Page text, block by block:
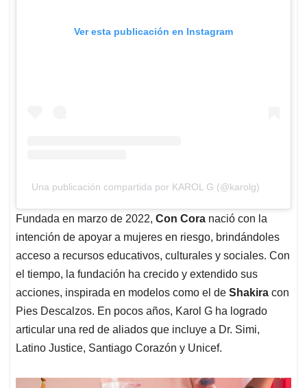
Ver esta publicación en Instagram
Una publicación compartida por KAROL G (@karolg)
Fundada en marzo de 2022, Con Cora nació con la
intención de apoyar a mujeres en riesgo, brindándoles
acceso a recursos educativos, culturales y sociales. Con
el tiempo, la fundación ha crecido y extendido sus
acciones, inspirada en modelos como el de Shakira con
Pies Descalzos. En pocos años, Karol G ha logrado
articular una red de aliados que incluye a Dr. Simi,
Latino Justice, Santiago Corazón y Unicef.